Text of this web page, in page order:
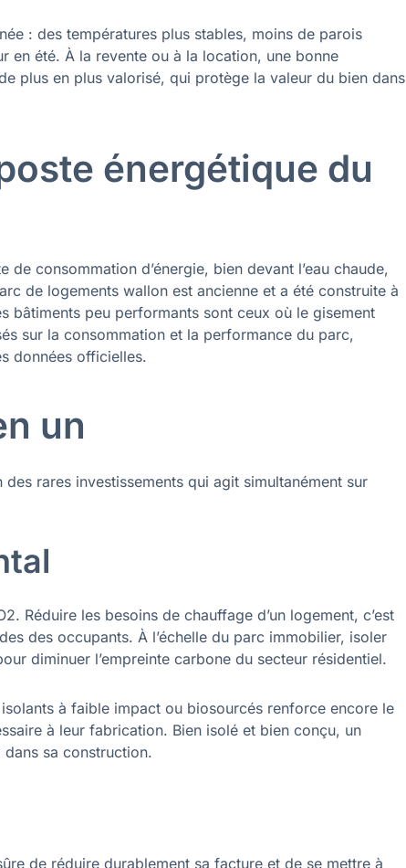
: des températures plus stables, moins de parois
en été. À la revente ou à la location, une bonne
plus en plus valorisé, qui protège la valeur du bien dans
énergétique du
consommation d’énergie, bien devant l’eau chaude,
de logements wallon est ancienne et a été construite à
bâtiments peu performants sont ceux où le gisement
sur la consommation et la performance du parc,
données officielles.
un
des rares investissements qui agit simultanément sur
Réduire les besoins de chauffage d’un logement, c’est
des occupants. À l’échelle du parc immobilier, isoler
diminuer l’empreinte carbone du secteur résidentiel.
à faible impact ou biosourcés renforce encore le
à leur fabrication. Bien isolé et bien conçu, un
dans sa construction.
de réduire durablement sa facture et de se mettre à